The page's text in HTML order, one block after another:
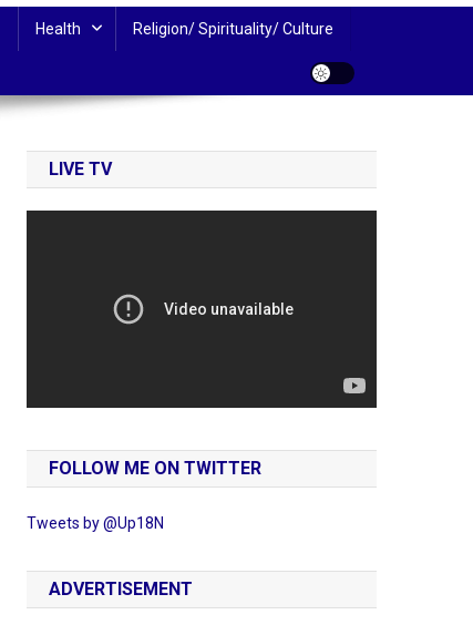
Health Religion/ Spirituality/ Culture
LIVE TV
FOLLOW ME ON TWITTER
Tweets by @Up18N
ADVERTISEMENT